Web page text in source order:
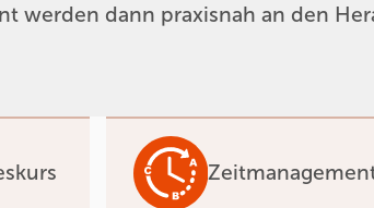
werden dann praxisnah an den